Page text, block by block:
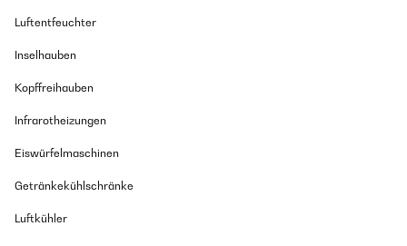
Luftentfeuchter
Inselhauben
Kopffreihauben
Infrarotheizungen
Eiswürfelmaschinen
Getränkekühlschränke
Luftkühler